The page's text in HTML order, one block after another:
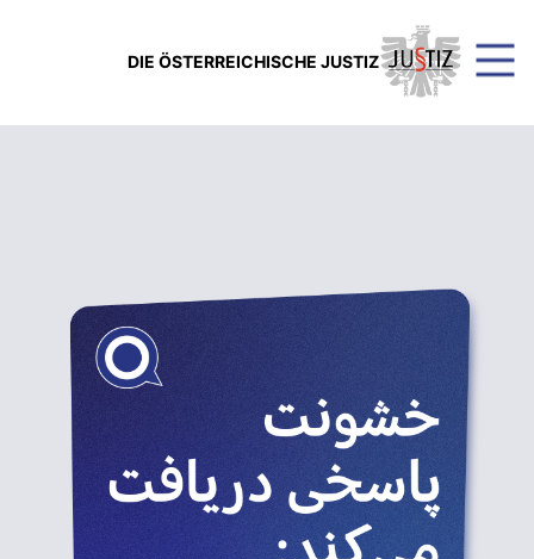
DIE ÖSTERREICHISCHE JUSTIZ